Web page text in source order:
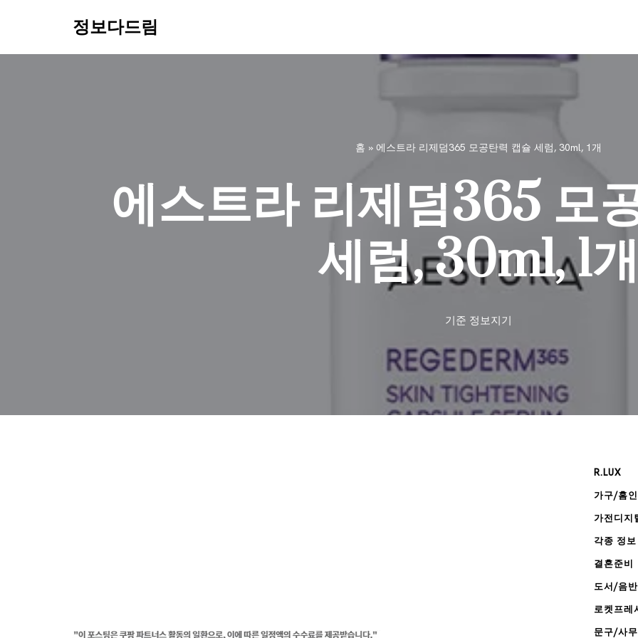
정보다드림
홈 » 에스트라 리제덤365 모공탄력 캡슐 세럼, 30ml, 1개
에스트라 리제덤365 모
세럼, 30ml, 1개
기준 정보지기
R.LUX
가구/홈
가전디지
각종 정보
결혼준비
도서/음반
로켓프레
문구/사